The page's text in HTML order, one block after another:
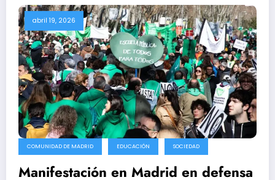
abril 19, 2026
COMUNIDAD DE MADRID EDUCACIÓN SOCIEDAD
Manifestación en Madrid en defensa